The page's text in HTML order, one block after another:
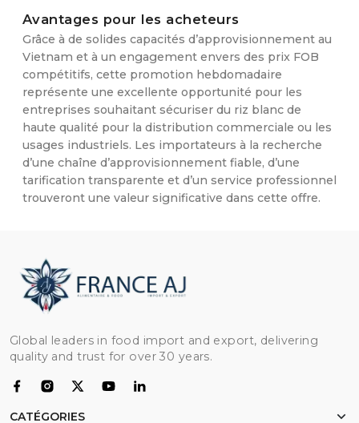
Avantages pour les acheteurs
Grâce à de solides capacités d’approvisionnement au
Vietnam et à un engagement envers des prix FOB
compétitifs, cette promotion hebdomadaire
représente une excellente opportunité pour les
entreprises souhaitant sécuriser du riz blanc de
haute qualité pour la distribution commerciale ou les
usages industriels. Les importateurs à la recherche
d’une chaîne d’approvisionnement fiable, d’une
tarification transparente et d’un service professionnel
trouveront une valeur significative dans cette offre.
Global leaders in food import and export, delivering
quality and trust for over 30 years.
CATÉGORIES